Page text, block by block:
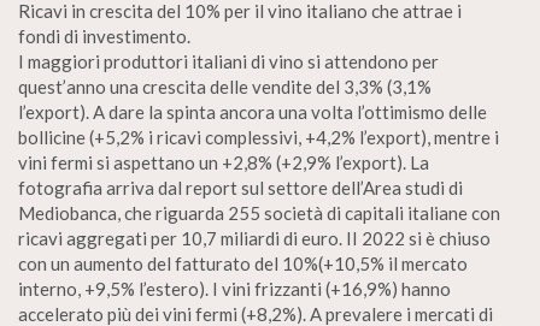
Ricavi in crescita del 10% per il vino italiano che attrae i
fondi di investimento.
I maggiori produttori italiani di vino si attendono per
quest’anno una crescita delle vendite del 3,3% (3,1%
l’export). A dare la spinta ancora una volta l’ottimismo delle
bollicine (+5,2% i ricavi complessivi, +4,2% l’export), mentre i
vini fermi si aspettano un +2,8% (+2,9% l’export). La
fotografia arriva dal report sul settore dell’Area studi di
Mediobanca, che riguarda 255 società di capitali italiane con
ricavi aggregati per 10,7 miliardi di euro. II 2022 si è chiuso
con un aumento del fatturato del 10%(+10,5% il mercato
interno, +9,5% l’estero). I vini frizzanti (+16,9%) hanno
accelerato più dei vini fermi (+8,2%). A prevalere i mercati di